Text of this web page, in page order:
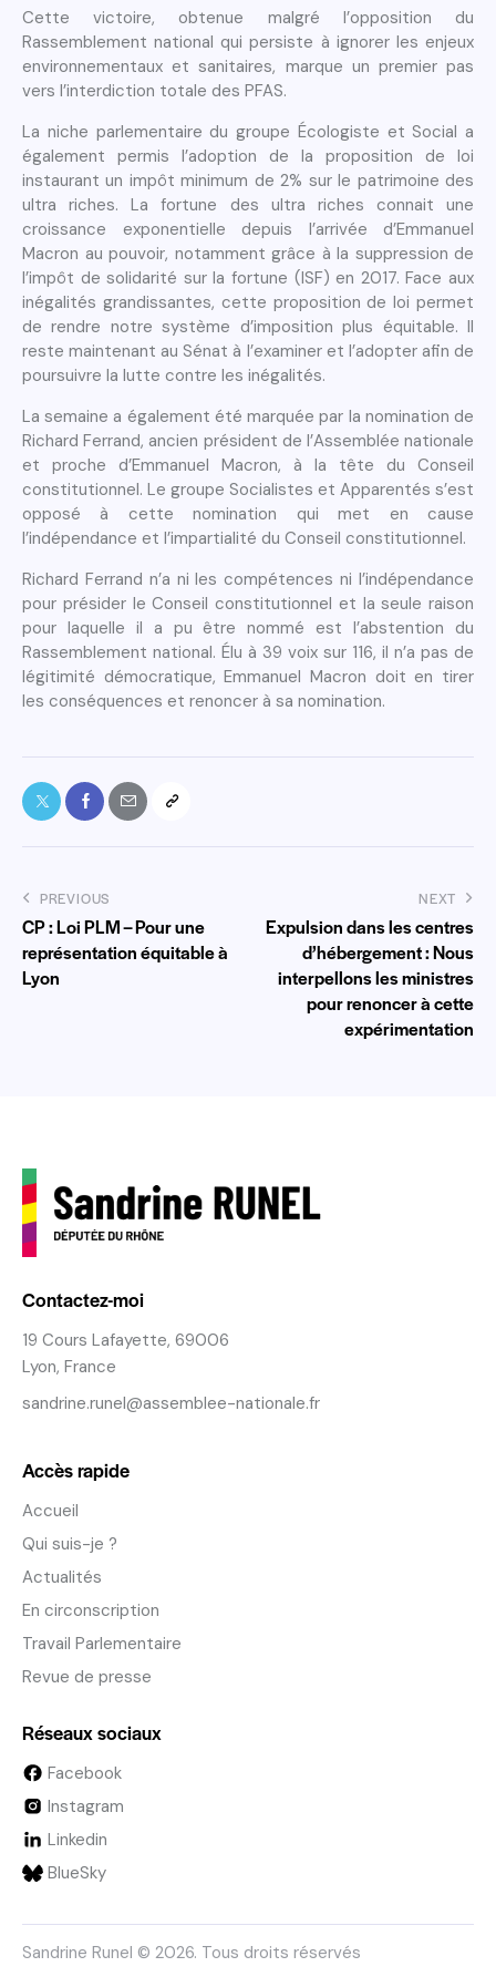
Cette victoire, obtenue malgré l’opposition du
Rassemblement national qui persiste à ignorer les enjeux
environnementaux et sanitaires, marque un premier pas
vers l’interdiction totale des PFAS.
La niche parlementaire du groupe Écologiste et Social a
également permis l’adoption de la proposition de loi
instaurant un impôt minimum de 2% sur le patrimoine des
ultra riches. La fortune des ultra riches connait une
croissance exponentielle depuis l’arrivée d’Emmanuel
Macron au pouvoir, notamment grâce à la suppression de
l’impôt de solidarité sur la fortune (ISF) en 2017. Face aux
inégalités grandissantes, cette proposition de loi permet
de rendre notre système d’imposition plus équitable. Il
reste maintenant au Sénat à l’examiner et l’adopter afin de
poursuivre la lutte contre les inégalités.
La semaine a également été marquée par la nomination de
Richard Ferrand, ancien président de l’Assemblée nationale
et proche d’Emmanuel Macron, à la tête du Conseil
constitutionnel. Le groupe Socialistes et Apparentés s’est
opposé à cette nomination qui met en cause
l’indépendance et l’impartialité du Conseil constitutionnel.
Richard Ferrand n’a ni les compétences ni l’indépendance
pour présider le Conseil constitutionnel et la seule raison
pour laquelle il a pu être nommé est l’abstention du
Rassemblement national. Élu à 39 voix sur 116, il n’a pas de
légitimité démocratique, Emmanuel Macron doit en tirer
les conséquences et renoncer à sa nomination.
PREVIOUS
CP : Loi PLM – Pour une
représentation équitable à
Lyon
NEXT
Expulsion dans les centres
d’hébergement : Nous
interpellons les ministres
pour renoncer à cette
expérimentation
Contactez-moi
19 Cours Lafayette, 69006
Lyon, France
sandrine.runel@assemblee-nationale.fr
Accès rapide
Accueil
Qui suis-je ?
Actualités
En circonscription
Travail Parlementaire
Revue de presse
Réseaux sociaux
Facebook
Instagram
Linkedin
BlueSky
Sandrine Runel © 2026. Tous droits réservés